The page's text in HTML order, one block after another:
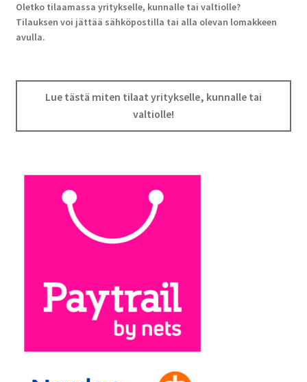
Oletko tilaamassa yritykselle, kunnalle tai valtiolle?
Tilauksen voi jättää sähköpostilla tai alla olevan lomakkeen
avulla.
Lue tästä miten tilaat yritykselle, kunnalle tai
valtiolle!